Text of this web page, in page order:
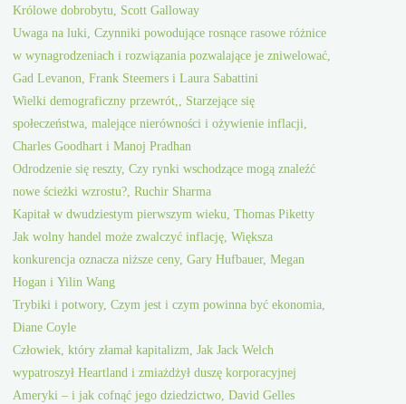
Królowe dobrobytu, Scott Galloway
Uwaga na luki, Czynniki powodujące rosnące rasowe różnice
w wynagrodzeniach i rozwiązania pozwalające je zniwelować,
Gad Levanon, Frank Steemers i Laura Sabattini
Wielki demograficzny przewrót,, Starzejące się
społeczeństwa, malejące nierówności i ożywienie inflacji,
Charles Goodhart i Manoj Pradhan
Odrodzenie się reszty, Czy rynki wschodzące mogą znaleźć
nowe ścieżki wzrostu?, Ruchir Sharma
Kapitał w dwudziestym pierwszym wieku, Thomas Piketty
Jak wolny handel może zwalczyć inflację, Większa
konkurencja oznacza niższe ceny, Gary Hufbauer, Megan
Hogan i Yilin Wang
Trybiki i potwory, Czym jest i czym powinna być ekonomia,
Diane Coyle
Człowiek, który złamał kapitalizm, Jak Jack Welch
wypatroszył Heartland i zmiażdżył duszę korporacyjnej
Ameryki – i jak cofnąć jego dziedzictwo, David Gelles